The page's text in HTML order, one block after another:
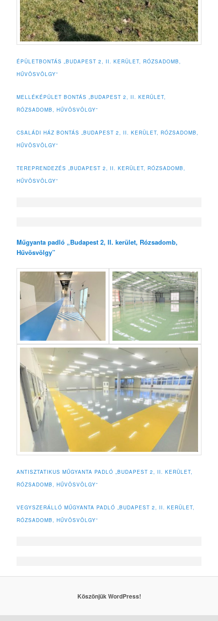
ÉPÜLETBONTÁS „BUDAPEST 2, II. KERÜLET, RÓZSADOMB,
HŰVÖSVÖLGY”
MELLÉKÉPÜLET BONTÁS „BUDAPEST 2, II. KERÜLET,
RÓZSADOMB, HŰVÖSVÖLGY”
CSALÁDI HÁZ BONTÁS „BUDAPEST 2, II. KERÜLET, RÓZSADOMB,
HŰVÖSVÖLGY”
TEREPRENDEZÉS „BUDAPEST 2, II. KERÜLET, RÓZSADOMB,
HŰVÖSVÖLGY”
Műgyanta padló „Budapest 2, II. kerület, Rózsadomb,
Hűvösvölgy”
ANTISZTATIKUS MŰGYANTA PADLÓ „BUDAPEST 2, II. KERÜLET,
RÓZSADOMB, HŰVÖSVÖLGY”
VEGYSZERÁLLÓ MŰGYANTA PADLÓ „BUDAPEST 2, II. KERÜLET,
RÓZSADOMB, HŰVÖSVÖLGY”
Köszönjük WordPress!